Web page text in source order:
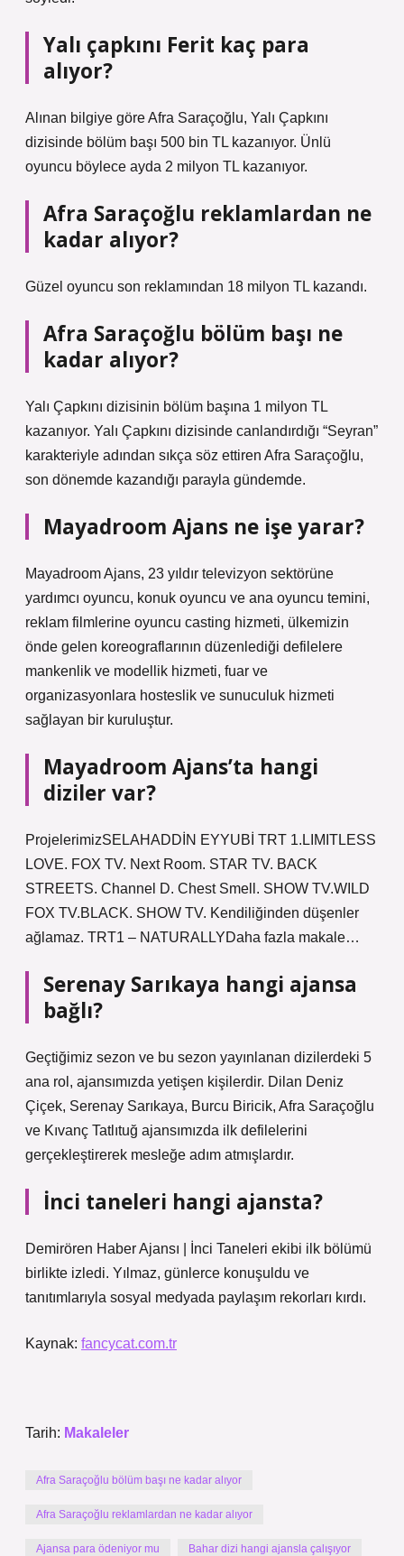
Yalı çapkını Ferit kaç para
alıyor?
Alınan bilgiye göre Afra Saraçoğlu, Yalı Çapkını
dizisinde bölüm başı 500 bin TL kazanıyor. Ünlü
oyuncu böylece ayda 2 milyon TL kazanıyor.
Afra Saraçoğlu reklamlardan ne
kadar alıyor?
Güzel oyuncu son reklamından 18 milyon TL kazandı.
Afra Saraçoğlu bölüm başı ne
kadar alıyor?
Yalı Çapkını dizisinin bölüm başına 1 milyon TL
kazanıyor. Yalı Çapkını dizisinde canlandırdığı “Seyran”
karakteriyle adından sıkça söz ettiren Afra Saraçoğlu,
son dönemde kazandığı parayla gündemde.
Mayadroom Ajans ne işe yarar?
Mayadroom Ajans, 23 yıldır televizyon sektörüne
yardımcı oyuncu, konuk oyuncu ve ana oyuncu temini,
reklam filmlerine oyuncu casting hizmeti, ülkemizin
önde gelen koreograflarının düzenlediği defilelere
mankenlik ve modellik hizmeti, fuar ve
organizasyonlara hosteslik ve sunuculuk hizmeti
sağlayan bir kuruluştur.
Mayadroom Ajans’ta hangi
diziler var?
ProjelerimizSELAHADDİN EYYUBİ TRT 1.LIMITLESS
LOVE. FOX TV. Next Room. STAR TV. BACK
STREETS. Channel D. Chest Smell. SHOW TV.WILD
FOX TV.BLACK. SHOW TV. Kendiliğinden düşenler
ağlamaz. TRT1 – NATURALLYDaha fazla makale…
Serenay Sarıkaya hangi ajansa
bağlı?
Geçtiğimiz sezon ve bu sezon yayınlanan dizilerdeki 5
ana rol, ajansımızda yetişen kişilerdir. Dilan Deniz
Çiçek, Serenay Sarıkaya, Burcu Biricik, Afra Saraçoğlu
ve Kıvanç Tatlıtuğ ajansımızda ilk defilelerini
gerçekleştirerek mesleğe adım atmışlardır.
İnci taneleri hangi ajansta?
Demirören Haber Ajansı | İnci Taneleri ekibi ilk bölümü
birlikte izledi. Yılmaz, günlerce konuşuldu ve
tanıtımlarıyla sosyal medyada paylaşım rekorları kırdı.
Kaynak: fancycat.com.tr
Tarih: Makaleler
Afra Saraçoğlu bölüm başı ne kadar alıyor
Afra Saraçoğlu reklamlardan ne kadar alıyor
Ajansa para ödeniyor mu Bahar dizi hangi ajansla çalışıyor